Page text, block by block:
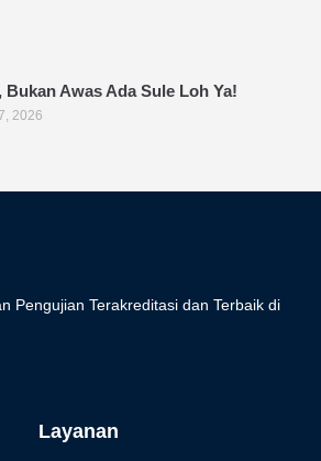
Bukan Awas Ada Sule Loh Ya!
2026
Pengujian Terakreditasi dan Terbaik di
Layanan